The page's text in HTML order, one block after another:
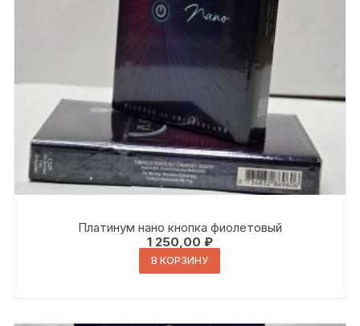
Платинум нано кнопка фиолетовый
1 250,00 ₽
В КОРЗИНУ